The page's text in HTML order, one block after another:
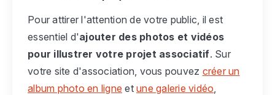
Pour attirer l'attention de votre public, il est
essentiel d'ajouter des photos et vidéos
pour illustrer votre projet associatif. Sur
votre site d'association, vous pouvez créer un
album photo en ligne et une galerie vidéo,